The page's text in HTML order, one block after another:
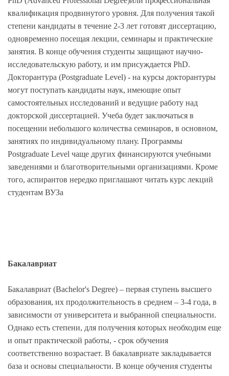
квалификация продвинутого уровня. Для получения такой
степени кандидаты в течение 2-3 лет готовят диссертацию,
одновременно посещая лекции, семинары и практические
занятия. В конце обучения студенты защищают научно-
исследовательскую работу, и им присуждается PhD.
Докторантура (Postgraduate Level) - на курсы докторантуры
могут поступать кандидаты наук, имеющие опыт
самостоятельных исследований и ведущие работу над
докторской диссертацией. Учеба будет заключаться в
посещении небольшого количества семинаров, в основном,
занятиях по индивидуальному плану. Программы
Postgraduate Level чаще других финансируются учебными
заведениями и благотворительными организациями. Кроме
того, аспирантов нередко приглашают читать курс лекций
студентам ВУЗа
Бакалавриат
Бакалавриат (Bachelor's Degree) – первая ступень высшего
образования, их продолжительность в среднем – 3-4 года, в
зависимости от университета и выбранной специальности.
Однако есть степени, для получения которых необходим еще
и опыт практической работы, - срок обучения
соответственно возрастает. В бакалавриате закладывается
база и основы специальности. В конце обучения студенты